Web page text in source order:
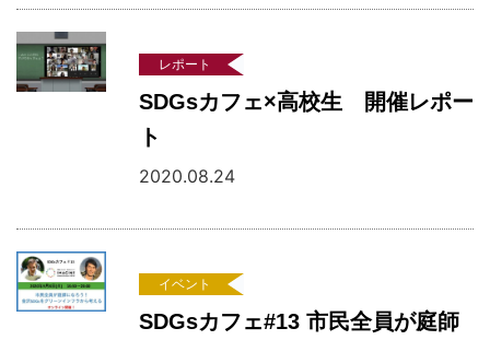
レポート
SDGsカフェ×高校生 開催レポー
ト
2020.08.24
イベント
SDGsカフェ#13 市民全員が庭師